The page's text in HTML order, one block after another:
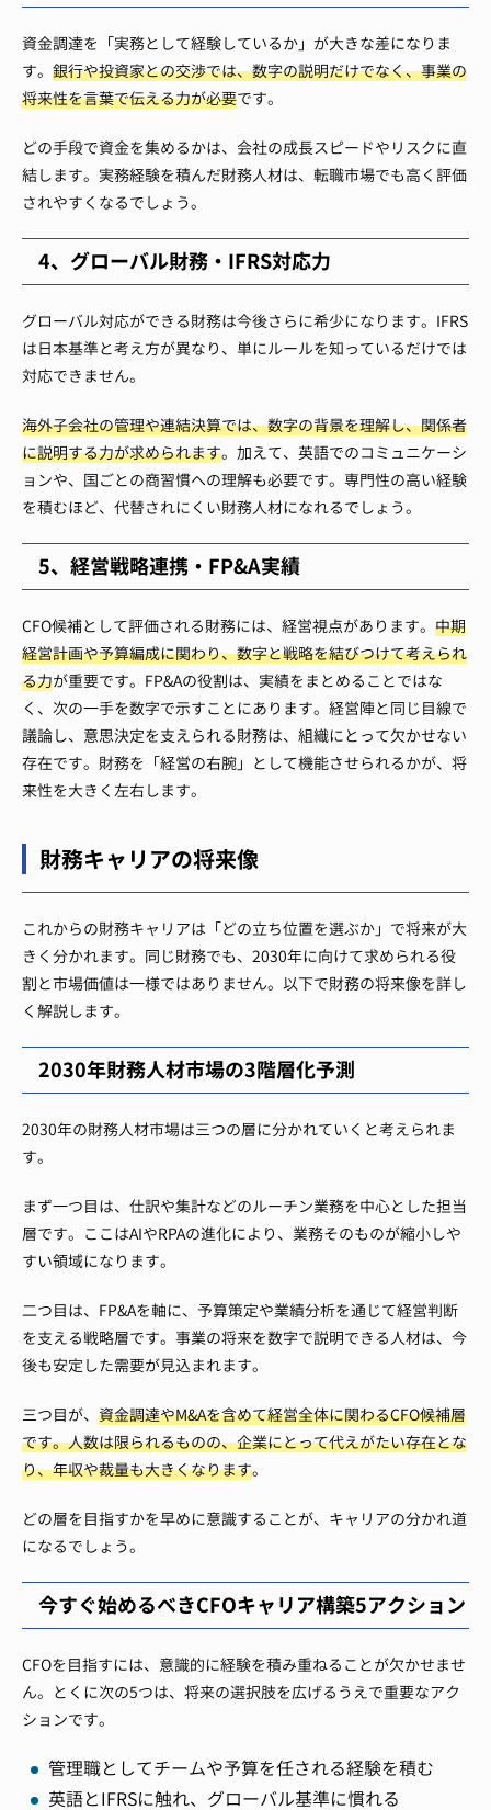
資金調達を「実務として経験しているか」が大きな差になりま
す。 銀行や投資家との交渉では、数字の説明だけでなく、事業の
将来性を言葉で伝える力が必要です。
どの手段で資金を集めるかは、会社の成長スピードやリスクに直
結します。実務経験を積んだ財務人材は、転職市場でも高く評価
されやすくなるでしょう。
4、グローバル財務・IFRS対応力
グローバル対応ができる財務は今後さらに希少になります。IFRS
は日本基準と考え方が異なり、単にルールを知っているだけでは
対応できません。
海外子会社の管理や連結決算では、数字の背景を理解し、関係者
に説明する力が求められます。加えて、英語でのコミュニケーシ
ョンや、国ごとの商習慣への理解も必要です。専門性の高い経験
を積むほど、代替されにくい財務人材になれるでしょう。
5、経営戦略連携・FP&A実績
CFO候補として評価される財務には、経営視点があります。 中期
経営計画や予算編成に関わり、数字と戦略を結びつけて考えられ
る力が重要です。FP&Aの役割は、実績をまとめることではな
く、次の一手を数字で示すことにあります。経営陣と同じ目線で
議論し、意思決定を支えられる財務は、組織にとって欠かせない
存在です。財務を「経営の右腕」として機能させられるかが、将
来性を大きく左右します。
財務キャリアの将来像
これからの財務キャリアは「どの立ち位置を選ぶか」で将来が大
きく分かれます。同じ財務でも、2030年に向けて求められる役
割と市場価値は一様ではありません。以下で財務の将来像を詳し
く解説します。
2030年財務人材市場の3階層化予測
2030年の財務人材市場は三つの層に分かれていくと考えられま
す。
まず一つ目は、仕訳や集計などのルーチン業務を中心とした担当
層です。ここはAIやRPAの進化により、業務そのものが縮小しや
すい領域になります。
二つ目は、FP&Aを軸に、予算策定や業績分析を通じて経営判断
を支える戦略層です。事業の将来を数字で説明できる人材は、今
後も安定した需要が見込まれます。
三つ目が、 資金調達やM&Aを含めて経営全体に関わるCFO候補層
です。人数は限られるものの、企業にとって代えがたい存在とな
り、年収や裁量も大きくなります。
どの層を目指すかを早めに意識することが、キャリアの分かれ道
になるでしょう。
今すぐ始めるべきCFOキャリア構築5アクション
CFOを目指すには、意識的に経験を積み重ねることが欠かせませ
ん。とくに次の5つは、将来の選択肢を広げるうえで重要なアク
ションです。
管理職としてチームや予算を任される経験を積む
英語とIFRSに触れ、グローバル基準に慣れる